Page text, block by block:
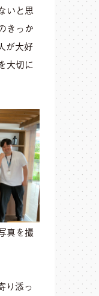
いと思
きっか
が大好
大切に
真を撮
り添っ